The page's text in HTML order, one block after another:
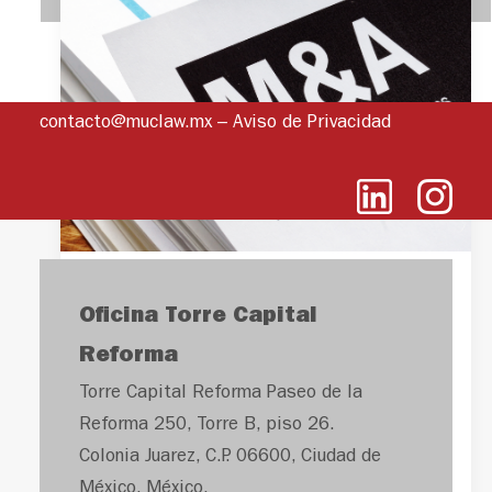
México: Foco de
inversión mundial
adquisiciones frente al alza
contacto@muclaw.mx– Aviso de Privacidad
Oficina Torre Capital
Reforma
Torre Capital Reforma Paseo de la
Reforma 250, Torre B, piso 26.
Colonia Juarez, C.P. 06600, Ciudad de